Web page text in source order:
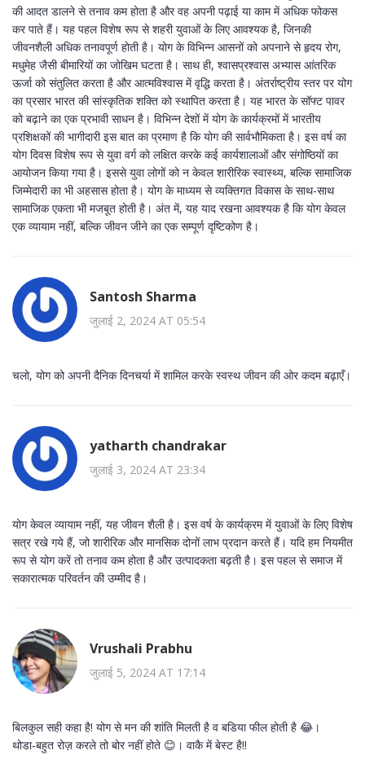
की आदत डालने से तनाव कम होता है और वह अपनी पढ़ाई या काम में अधिक फोकस
कर पाते हैं। यह पहल विशेष रूप से शहरी युवाओं के लिए आवश्यक है, जिनकी
जीवनशैली अधिक तनावपूर्ण होती है। योग के विभिन्न आसनों को अपनाने से हृदय रोग,
मधुमेह जैसी बीमारियों का जोखिम घटता है। साथ ही, श्वासप्रश्वास अभ्यास आंतरिक
ऊर्जा को संतुलित करता है और आत्मविश्वास में वृद्धि करता है। अंतर्राष्ट्रीय स्तर पर योग
का प्रसार भारत की सांस्कृतिक शक्ति को स्थापित करता है। यह भारत के सॉफ्ट पावर
को बढ़ाने का एक प्रभावी साधन है। विभिन्न देशों में योग के कार्यक्रमों में भारतीय
प्रशिक्षकों की भागीदारी इस बात का प्रमाण है कि योग की सार्वभौमिकता है। इस वर्ष का
योग दिवस विशेष रूप से युवा वर्ग को लक्षित करके कई कार्यशालाओं और संगोष्ठियों का
आयोजन किया गया है। इससे युवा लोगों को न केवल शारीरिक स्वास्थ्य, बल्कि सामाजिक
जिम्मेदारी का भी अहसास होता है। योग के माध्यम से व्यक्तिगत विकास के साथ-साथ
सामाजिक एकता भी मजबूत होती है। अंत में, यह याद रखना आवश्यक है कि योग केवल
एक व्यायाम नहीं, बल्कि जीवन जीने का एक सम्पूर्ण दृष्टिकोण है।
Santosh Sharma
जुलाई 2, 2024 AT 05:54
चलो, योग को अपनी दैनिक दिनचर्या में शामिल करके स्वस्थ जीवन की ओर कदम बढ़ाएँ।
yatharth chandrakar
जुलाई 3, 2024 AT 23:34
योग केवल व्यायाम नहीं, यह जीवन शैली है। इस वर्ष के कार्यक्रम में युवाओं के लिए विशेष
सत्र रखे गये हैं, जो शारीरिक और मानसिक दोनों लाभ प्रदान करते हैं। यदि हम नियमीत
रूप से योग करें तो तनाव कम होता है और उत्पादकता बढ़ती है। इस पहल से समाज में
सकारात्मक परिवर्तन की उम्मीद है।
Vrushali Prabhu
जुलाई 5, 2024 AT 17:14
बिलकुल सही कहा है! योग से मन की शांति मिलती है व बडिया फील होती है 😂।
थोडा‑बहुत रोज़ करले तो बोर नहीं होते 😊। वाकै में बेस्ट है!!